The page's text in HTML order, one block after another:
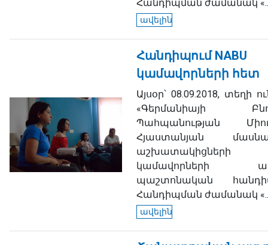
Հանդիպման ժամանակ
ավելին
Հանդիպում NABU
կամավորների հետ
Այսօր՝ 08.09.2018, տեղի
«Գերմանիայի
Պահպանության
Հյաստանյան
կամավորների
պաշտոնական
Հանդիպման ժամանակ
ավելին